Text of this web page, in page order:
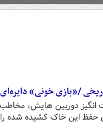
/«بازی خونی»
دوربین هایش، مخاطب
حفظ این خاک کشیده شده